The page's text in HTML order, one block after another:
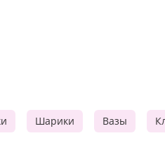
Шарики Вазы